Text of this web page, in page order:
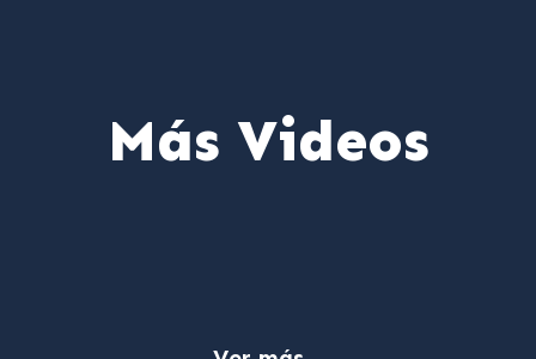
Más Videos